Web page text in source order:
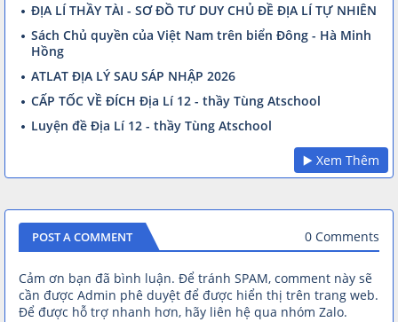
ĐỊA LÍ THẦY TÀI - SƠ ĐỒ TƯ DUY CHỦ ĐỀ ĐỊA LÍ TỰ NHIÊN
Sách Chủ quyền của Việt Nam trên biển Đông - Hà Minh
Hồng
ATLAT ĐỊA LÝ SAU SÁP NHẬP 2026
CẤP TỐC VỀ ĐÍCH Địa Lí 12 - thầy Tùng Atschool
Luyện đề Địa Lí 12 - thầy Tùng Atschool
▶️ Xem Thêm
POST A COMMENT 0 Comments
Cảm ơn bạn đã bình luận. Để tránh SPAM, comment này sẽ
cần được Admin phê duyệt để được hiển thị trên trang web.
Để được hỗ trợ nhanh hơn, hãy liên hệ qua nhóm Zalo.